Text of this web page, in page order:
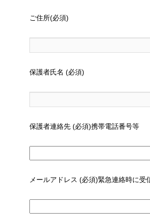
ご住所(必須)
保護者氏名 (必須)
保護者連絡先 (必須)携帯電話番号等
メールアドレス (必須)緊急連絡時に受